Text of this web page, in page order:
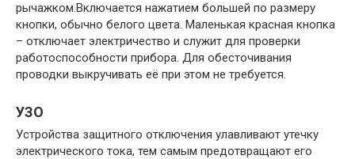
рычажком.Включается нажатием большей по размеру
кнопки, обычно белого цвета. Маленькая красная кнопка
– отключает электричество и служит для проверки
работоспособности прибора. Для обесточивания
проводки выкручивать её при этом не требуется.
УЗО
Устройства защитного отключения улавливают утечку
электрического тока, тем самым предотвращают его